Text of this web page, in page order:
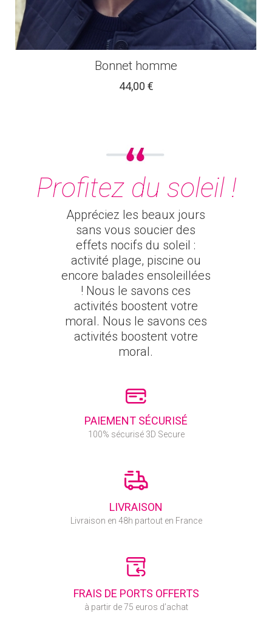
Bonnet homme
44,00 €
Profitez du soleil !
Appréciez les beaux jours
sans vous soucier des
effets nocifs du soleil :
activité plage, piscine ou
encore balades ensoleillées
! Nous le savons ces
activités boostent votre
moral. Nous le savons ces
activités boostent votre
moral.
PAIEMENT SÉCURISÉ
100% sécurisé 3D Secure
LIVRAISON
Livraison en 48h partout en France
FRAIS DE PORTS OFFERTS
à partir de 75 euros d’achat